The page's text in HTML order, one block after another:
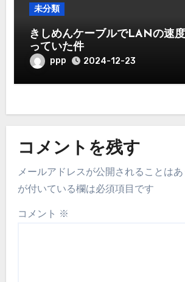
未分類
きしめんケーブルでLANの速
っていた件
ppp 2024-12-23
コメントを残す
メールアドレスが公開されることはあ
が付いている欄は必須項目です
コメント ※